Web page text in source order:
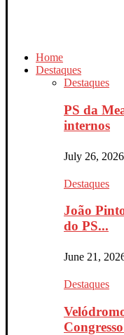
Home
Destaques
Destaques
PS da
internos
July 26, 2026
Destaques
João
do PS...
June 21,
Destaques